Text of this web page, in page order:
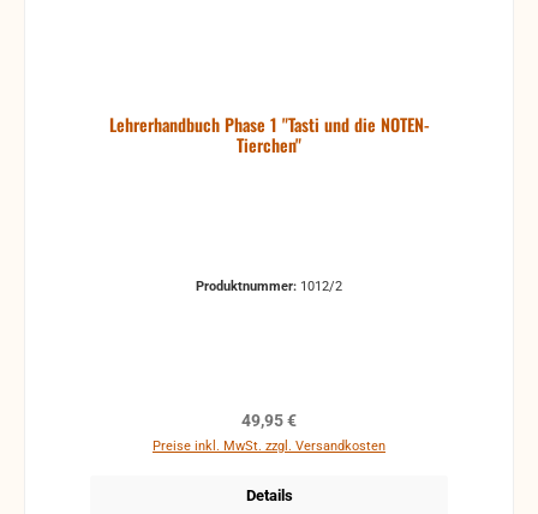
Lehrerhandbuch Phase 1 "Tasti und die NOTEN-
Tierchen"
Produktnummer: 1012/2
Regulärer Preis:
49,95 €
Preise inkl. MwSt. zzgl. Versandkosten
Details